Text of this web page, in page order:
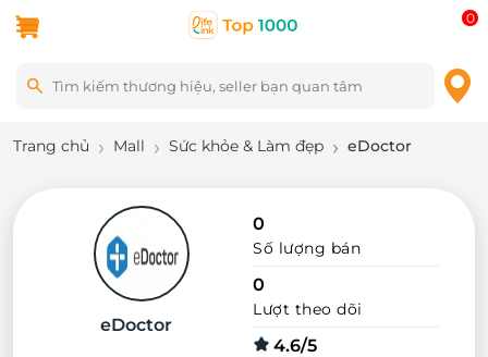
0
Trang chủ Mall Sức khỏe & Làm đẹp eDoctor
eDoctor
0
Số lượng bán
0
Lượt theo dõi
4.6/5